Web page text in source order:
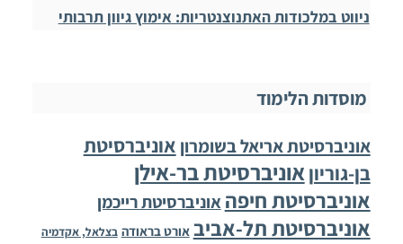
ניווט במלכודות האתנוצנטריות: אימוץ גיוון תרבותי
מוסדות הלימוד
אוניברסיטת אריאל בשומרון אוניברסיטת
בן-גוריוןאוניברסיטת בר-אילן
אוניברסיטת חיפה אוניברסיטת רייכמן
אוניברסיטת תל-אביב אורט בראודה בצלאל, אקדמיה